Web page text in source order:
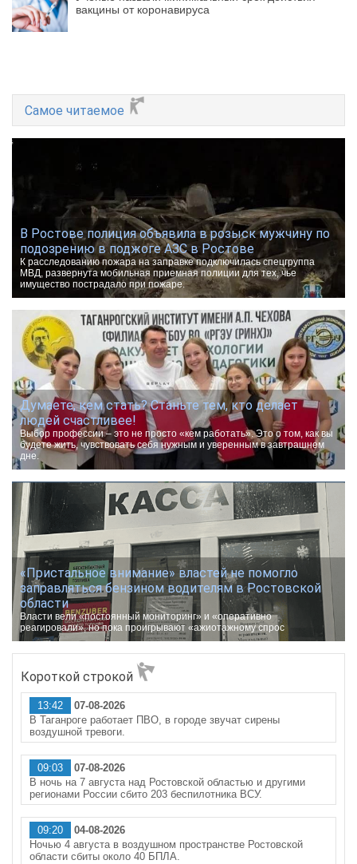
вакцины от коронавируса
Самое читаемое
В Ростове полиция объявила в розыск мужчину по
подозрению в поджоге АЗС в Ростове
К расследованию пожара на заправке подключилась спецгруппа
МВД, развернута мобильная приемная полиции для тех, чье
имущество пострадало при пожаре.
Думаете, кем стать? Станьте тем, кто делает
людей счастливее!
Выбор профессии – это не просто «кем работать». Это о том, как вы
будете жить, чувствовать себя нужным и уверенным в завтрашнем
дне.
«Пристальное внимание» властей не помогло
заправляться бензином водителям в Ростовской
области
Власти вели «постоянный мониторинг» и «оперативно
реагировали», но пока проигрывают «ажиотажному спрос
Короткой строкой
13:42
07-08-2026
В Таганроге работает ПВО, в городе звучат сирены
воздушной тревоги.
09:03
07-08-2026
В ночь на 7 августа над Ростовской областью и другими
регионами России сбито 203 беспилотника ВСУ.
09:20
04-08-2026
Ночью 4 августа в воздушном пространстве Ростовской
области сбиты около 40 БПЛА.